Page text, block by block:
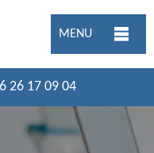
MENU
26 17 09 04